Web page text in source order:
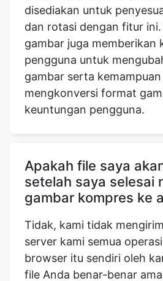
pengguna untuk
gambar serta
mengkonversi format
keuntungan pengguna.
Apakah file saya
Tidak, kami tidak
server kami semua
browser itu sendiri oleh
file Anda benar-benar